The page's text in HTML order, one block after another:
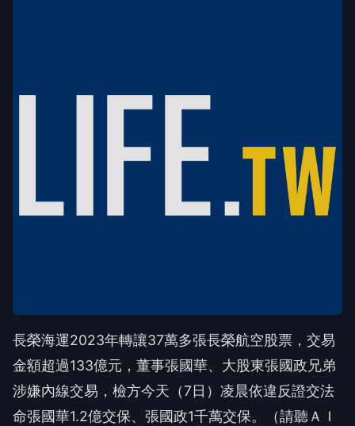
長榮海運2023年轉讓37萬多張長榮航空股票，交易
金額超過133億元，董事張國華、大股東張國政兄弟
涉嫌內線交易，檢方今天（7日）凌晨依違反證交法
命張國華1.2億交保、張國政1千萬交保。（請聽ＡＩ